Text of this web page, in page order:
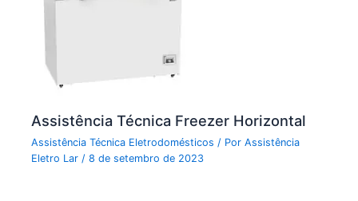
Assistência Técnica Freezer Horizontal
Assistência Técnica Eletrodomésticos / PorAssistência
Eletro Lar/8 de setembro de 2023